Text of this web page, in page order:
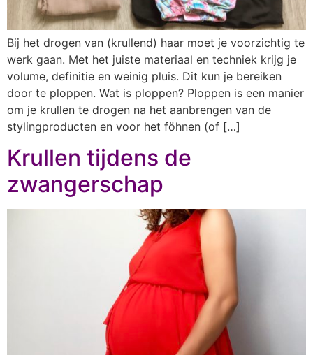
Bij het drogen van (krullend) haar moet je voorzichtig te
werk gaan. Met het juiste materiaal en techniek krijg je
volume, definitie en weinig pluis. Dit kun je bereiken
door te ploppen. Wat is ploppen? Ploppen is een manier
om je krullen te drogen na het aanbrengen van de
stylingproducten en voor het föhnen (of […]
Krullen tijdens de
zwangerschap